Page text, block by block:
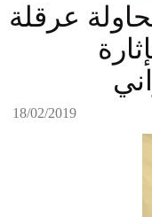
عرقلة
18/02/2019